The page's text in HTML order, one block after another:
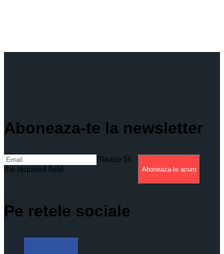
Aboneaza-te la newsletter
Please fill
the required field.
Aboneaza-te acum
Pe retele sociale